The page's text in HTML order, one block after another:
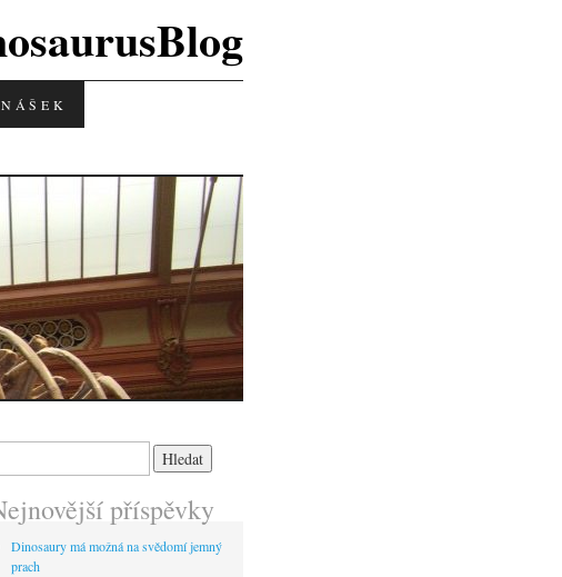
příspěvky
Dinosaury má možná na svědomí jemný
prach